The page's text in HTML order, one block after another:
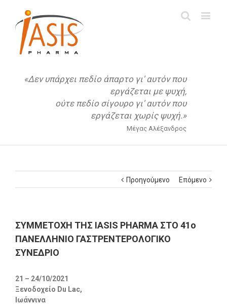
«Δεν υπάρχει πεδίο άπαρτο γι' αυτόν που
εργάζεται με ψυχή,
ούτε πεδίο σίγουρο γι' αυτόν που
εργάζεται χωρίς ψυχή.»
Μέγας Αλέξανδρος
Προηγούμενο Επόμενο
ΣΥΜΜΕΤΟΧΗ THΣ IΑSIS PHARMA ΣΤΟ 41ο
ΠΑΝΕΛΛΗΝΙΟ ΓΑΣΤΡΕΝΤΕΡΟΛΟΓΙΚΟ
ΣΥΝΕΔΡΙΟ
21 – 24/10/2021
Ξενοδοχείο Du Lac,
Ιωάννινα